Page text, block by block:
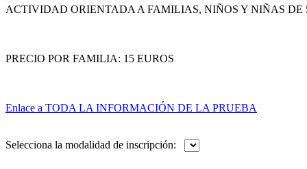
ACTIVIDAD ORIENTADA A FAMILIAS, NIÑOS Y NIÑAS DE
PRECIO POR FAMILIA: 15 EUROS
Enlace a TODA LA INFORMACIÓN DE LA PRUEBA
Selecciona la modalidad de inscripción: